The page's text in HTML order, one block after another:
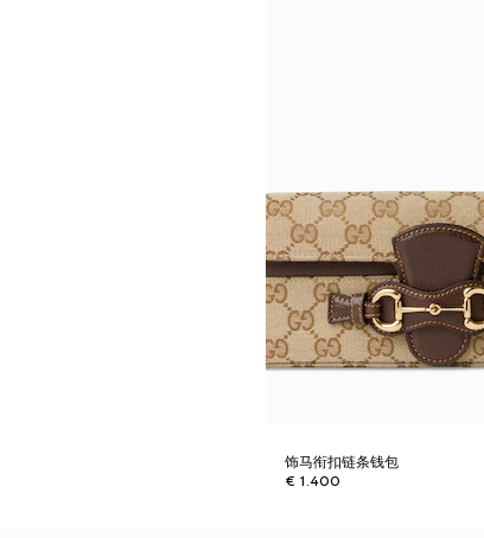
饰马衔扣链条钱包
€ 1.400